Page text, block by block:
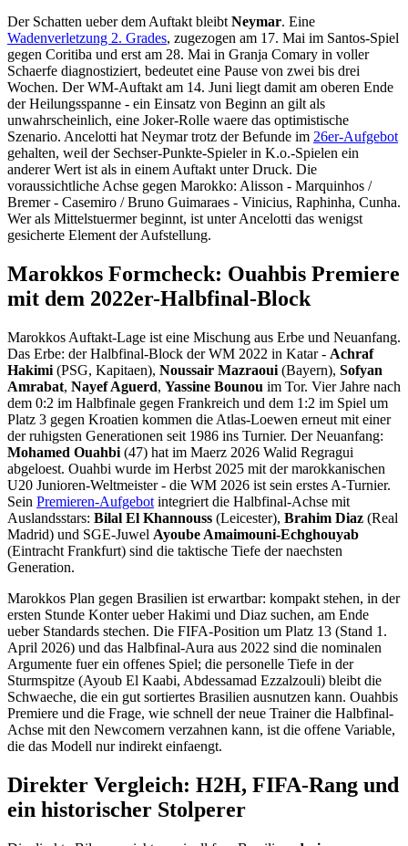
Der Schatten ueber dem Auftakt bleibt Neymar. Eine
Wadenverletzung 2. Grades, zugezogen am 17. Mai im Santos-Spiel
gegen Coritiba und erst am 28. Mai in Granja Comary in voller
Schaerfe diagnostiziert, bedeutet eine Pause von zwei bis drei
Wochen. Der WM-Auftakt am 14. Juni liegt damit am oberen Ende
der Heilungsspanne - ein Einsatz von Beginn an gilt als
unwahrscheinlich, eine Joker-Rolle waere das optimistische
Szenario. Ancelotti hat Neymar trotz der Befunde im 26er-Aufgebot
gehalten, weil der Sechser-Punkte-Spieler in K.o.-Spielen ein
anderer Wert ist als in einem Auftakt unter Druck. Die
voraussichtliche Achse gegen Marokko: Alisson - Marquinhos /
Bremer - Casemiro / Bruno Guimaraes - Vinicius, Raphinha, Cunha.
Wer als Mittelstuermer beginnt, ist unter Ancelotti das wenigst
gesicherte Element der Aufstellung.
Marokkos Formcheck: Ouahbis Premiere
mit dem 2022er-Halbfinal-Block
Marokkos Auftakt-Lage ist eine Mischung aus Erbe und Neuanfang.
Das Erbe: der Halbfinal-Block der WM 2022 in Katar - Achraf
Hakimi (PSG, Kapitaen), Noussair Mazraoui (Bayern), Sofyan
Amrabat, Nayef Aguerd, Yassine Bounou im Tor. Vier Jahre nach
dem 0:2 im Halbfinale gegen Frankreich und dem 1:2 im Spiel um
Platz 3 gegen Kroatien kommen die Atlas-Loewen erneut mit einer
der ruhigsten Generationen seit 1986 ins Turnier. Der Neuanfang:
Mohamed Ouahbi (47) hat im Maerz 2026 Walid Regragui
abgeloest. Ouahbi wurde im Herbst 2025 mit der marokkanischen
U20 Junioren-Weltmeister - die WM 2026 ist sein erstes A-Turnier.
Sein Premieren-Aufgebot integriert die Halbfinal-Achse mit
Auslandsstars: Bilal El Khannouss (Leicester), Brahim Diaz (Real
Madrid) und SGE-Juwel Ayoube Amaimouni-Echghouyab
(Eintracht Frankfurt) sind die taktische Tiefe der naechsten
Generation.
Marokkos Plan gegen Brasilien ist erwartbar: kompakt stehen, in der
ersten Stunde Konter ueber Hakimi und Diaz suchen, am Ende
ueber Standards stechen. Die FIFA-Position um Platz 13 (Stand 1.
April 2026) und das Halbfinal-Aura aus 2022 sind die nominalen
Argumente fuer ein offenes Spiel; die personelle Tiefe in der
Sturmspitze (Ayoub El Kaabi, Abdessamad Ezzalzouli) bleibt die
Schwaeche, die ein gut sortiertes Brasilien ausnutzen kann. Ouahbis
Premiere und die Frage, wie schnell der neue Trainer die Halbfinal-
Achse mit den Newcomern verzahnen kann, ist die offene Variable,
die das Modell nur indirekt einfaengt.
Direkter Vergleich: H2H, FIFA-Rang und
ein historischer Stolperer